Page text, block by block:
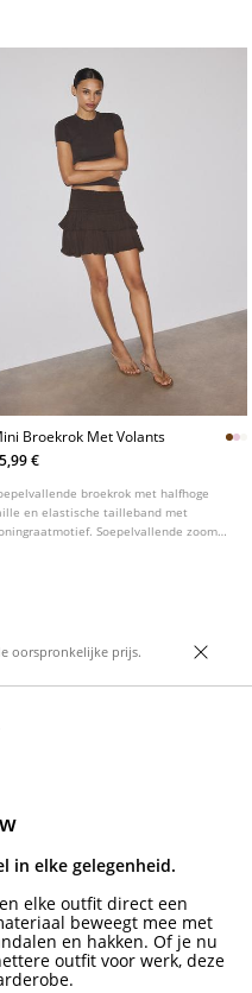
Broekrok Met Volants
€
broekrok met halfhoge
en elastische tailleband met
Soepelvallende zoom
oorspronkelijke prijs.
in elke gelegenheid.
elke outfit direct een
beweegt mee met
en hakken. Of je nu
outfit voor werk, deze